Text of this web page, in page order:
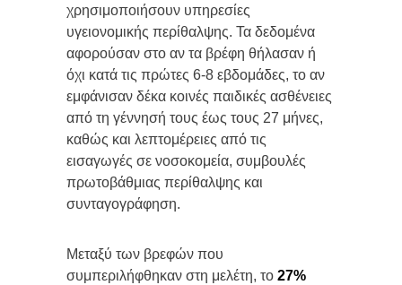
χρησιμοποιήσουν υπηρεσίες
υγειονομικής περίθαλψης. Τα δεδομένα
αφορούσαν στο αν τα βρέφη θήλασαν ή
όχι κατά τις πρώτες 6-8 εβδομάδες, το αν
εμφάνισαν δέκα κοινές παιδικές ασθένειες
από τη γέννησή τους έως τους 27 μήνες,
καθώς και λεπτομέρειες από τις
εισαγωγές σε νοσοκομεία, συμβουλές
πρωτοβάθμιας περίθαλψης και
συνταγογράφηση.
Μεταξύ των βρεφών που
συμπεριλήφθηκαν στη μελέτη, το 27%